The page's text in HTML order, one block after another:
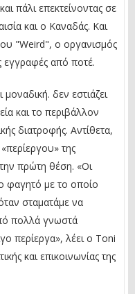
πάλι επεκτείνοντας σε
και ο Καναδάς. Και
"Weird", ο οργανισμός
εγγραφές από ποτέ.
δεν εστιάζει
και το περιβάλλον
διατροφής. Αντίθετα,
της
πρώτη θέση. «Οι
φαγητό με το οποίο
σταματάμε να
πολλά γνωστά
περίεργα», λέει ο Toni
και επικοινωνίας της